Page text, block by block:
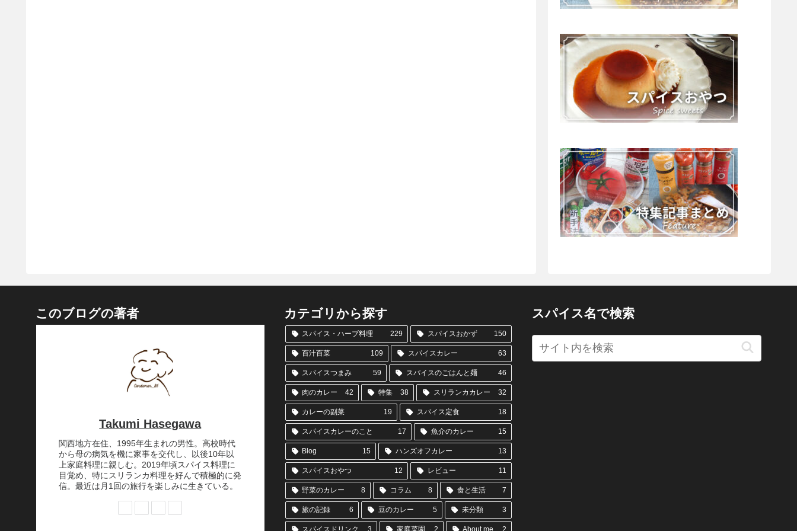
このブログの著者
Takumi Hasegawa
関西地方在住、1995年生まれの男性。高校時代
から母の病気を機に家事を交代し、以後10年以
上家庭料理に親しむ。2019年頃スパイス料理に
目覚め、特にスリランカ料理を好んで積極的に発
信。最近は月1回の旅行を楽しみに生きている。
カテゴリから探す
スパイス・ハーブ料理 229 スパイスおかず 150
百汁百菜 109 スパイスカレー 63
スパイスつまみ 59 スパイスのごはんと麺 46
肉のカレー 42 特集 38 スリランカカレー 32
カレーの副菜 19 スパイス定食 18
スパイスカレーのこと 17 魚介のカレー 15
Blog 15 ハンズオフカレー 13
スパイスおやつ 12 レビュー 11
野菜のカレー 8 コラム 8 食と生活 7
旅の記録 6 豆のカレー 5 未分類 3
スパイスドリンク 3 家庭菜園 2 About me 2
スパイス名で検索